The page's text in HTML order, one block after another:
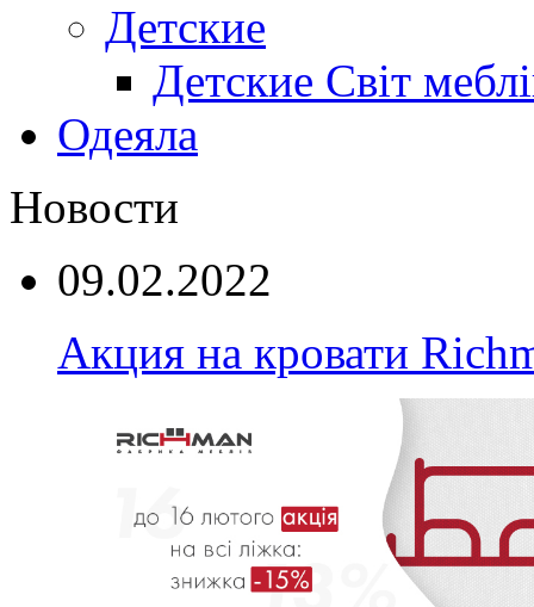
Детские
Детские Світ
Одеяла
Новости
09.02.2022
Акция на кровати